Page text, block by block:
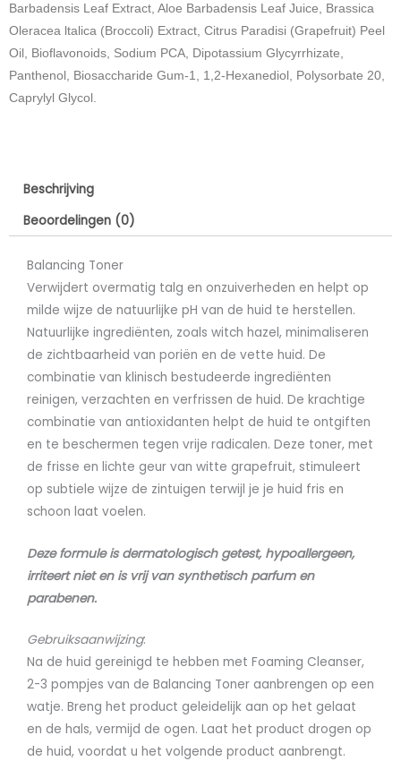
Barbadensis Leaf Extract, Aloe Barbadensis Leaf Juice, Brassica
Oleracea ltalica (Broccoli) Extract, Citrus Paradisi (Grapefruit) Peel
Oil, Bioflavonoids, Sodium PCA, Dipotassium Glycyrrhizate,
Panthenol, Biosaccharide Gum-1, 1,2-Hexanediol, Polysorbate 20,
Caprylyl Glycol.
Beschrijving
Beoordelingen (0)
Balancing Toner
Verwijdert overmatig talg en onzuiverheden en helpt op
milde wijze de natuurlijke pH van de huid te herstellen.
Natuurlijke ingrediënten, zoals witch hazel, minimaliseren
de zichtbaarheid van poriën en de vette huid. De
combinatie van klinisch bestudeerde ingrediënten
reinigen, verzachten en verfrissen de huid. De krachtige
combinatie van antioxidanten helpt de huid te ontgiften
en te beschermen tegen vrije radicalen. Deze toner, met
de frisse en lichte geur van witte grapefruit, stimuleert
op subtiele wijze de zintuigen terwijl je je huid fris en
schoon laat voelen.
Deze formule is dermatologisch getest, hypoallergeen,
irriteert niet en is vrij van synthetisch parfum en
parabenen.
Gebruiksaanwijzing:
Na de huid gereinigd te hebben met Foaming Cleanser,
2-3 pompjes van de Balancing Toner aanbrengen op een
watje. Breng het product geleidelijk aan op het gelaat
en de hals, vermijd de ogen. Laat het product drogen op
de huid, voordat u het volgende product aanbrengt.